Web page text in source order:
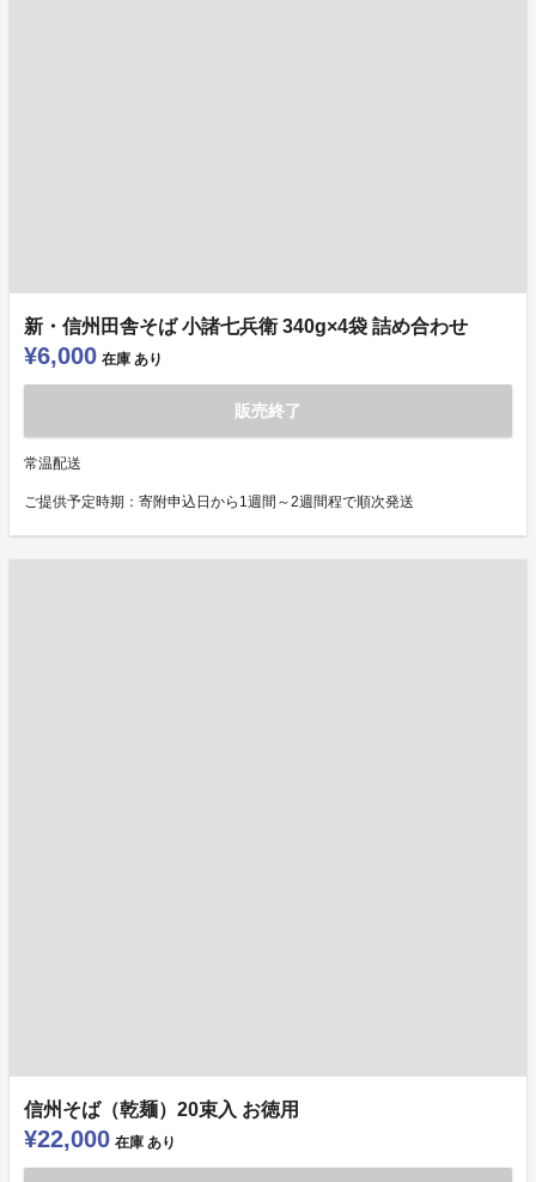
新・信州田舎そば 小諸七兵衛 340g×4袋 詰め合わせ
¥6,000 在庫 あり
販売終了
常温配送
ご提供予定時期：寄附申込日から1週間～2週間程で順次発送
信州そば（乾麺）20束入 お徳用
¥22,000 在庫 あり